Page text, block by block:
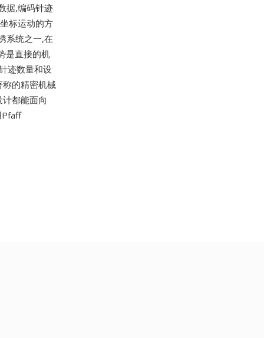
据,编码针迹
标运动的方
系统之一,在
是直接的机
迹数量和设
的精密机械
都能面向
Pfaff